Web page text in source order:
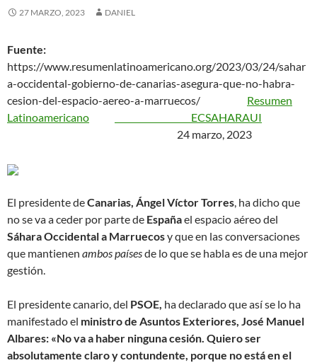
27 MARZO, 2023 DANIEL
Fuente:
https://www.resumenlatinoamericano.org/2023/03/24/sahar
a-occidental-gobierno-de-canarias-asegura-que-no-habra-
cesion-del-espacio-aereo-a-marruecos/ Resumen
Latinoamericano
ECSAHARAUI
24 marzo, 2023
El presidente deCanarias, Ángel Víctor Torres, ha dicho que
no se va a ceder por parte de Españael espacio aéreo del
Sáhara Occidental a Marruecosy que en las conversaciones
que mantienen ambos paísesde lo que se habla es de una mejor
gestión.
El presidente canario, del PSOE, ha declarado que así se lo ha
manifestado el ministro de Asuntos Exteriores, José Manuel
Albares: «No va a haber ninguna cesión. Quiero ser
absolutamente claro y contundente, porque no está en el